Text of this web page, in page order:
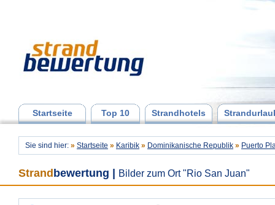
Startseite Top 10 Strandhotels
Sie sind hier: » Startseite » Karibik » Dominikanische Republik » Puerto
Strand bewertung Bilder zum Ort "Rio San Juan"